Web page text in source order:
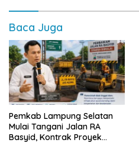
Baca Juga
Pemkab Lampung Selatan
Mulai Tangani Jalan RA
Basyid, Kontrak Proyek